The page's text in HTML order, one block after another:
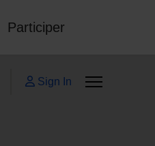
Participer
Sign In